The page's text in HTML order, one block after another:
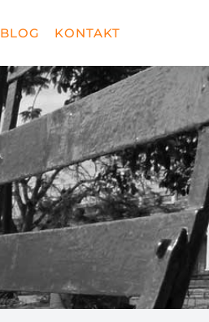
BLOG KONTAKT